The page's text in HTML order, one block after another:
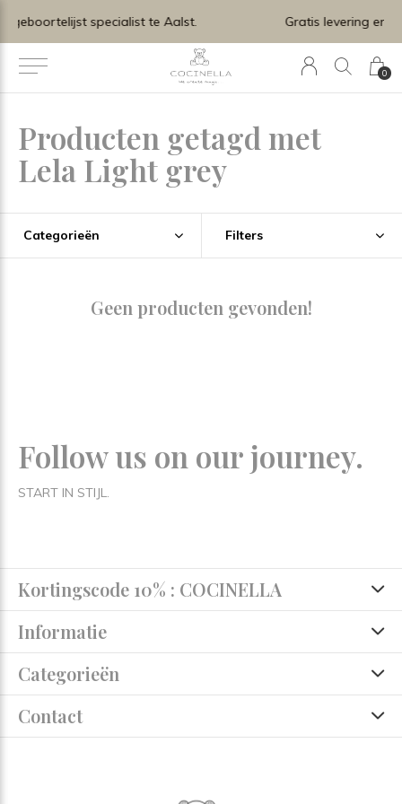
0
Producten getagd met
Lela Light grey
Categorieën Filters
Geen producten gevonden!
Follow us on our journey.
START IN STIJL.
Kortingscode 10% : COCINELLA
Informatie
Categorieën
Contact